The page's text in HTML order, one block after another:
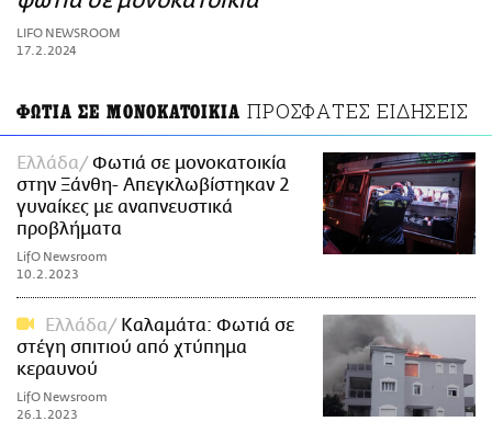
ΑΜΠΑ
PRINT
LIFO NEWSROOM
17.2.2024
ΦΩΤΙΑ ΣΕ ΜΟΝΟΚΑΤΟΙΚΙΑ ΠΡΟΣΦΑΤΕΣ ΕΙΔΗΣΕΙΣ
Ελλάδα
Φωτιά σε μονοκατοικία
στην Ξάνθη- Απεγκλωβίστηκαν 2
γυναίκες με αναπνευστικά
προβλήματα
LifO Newsroom
10.2.2023
Ελλάδα
Καλαμάτα: Φωτιά σε
στέγη σπιτιού από χτύπημα
κεραυνού
LifO Newsroom
26.1.2023